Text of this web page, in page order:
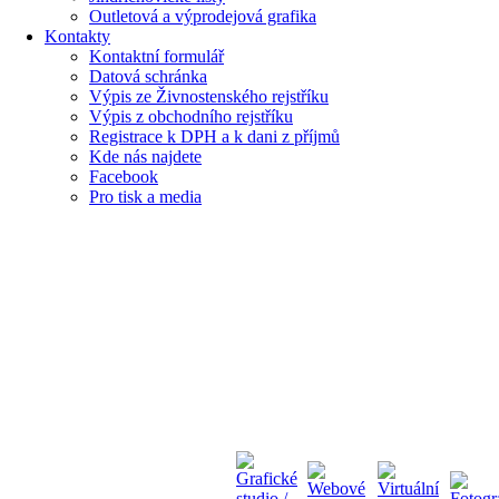
Outletová a výprodejová grafika
Kontakty
Kontaktní formulář
Datová schránka
Výpis ze Živnostenského rejstříku
Výpis z obchodního rejstříku
Registrace k DPH a k dani z příjmů
Kde nás najdete
Facebook
Pro tisk a media